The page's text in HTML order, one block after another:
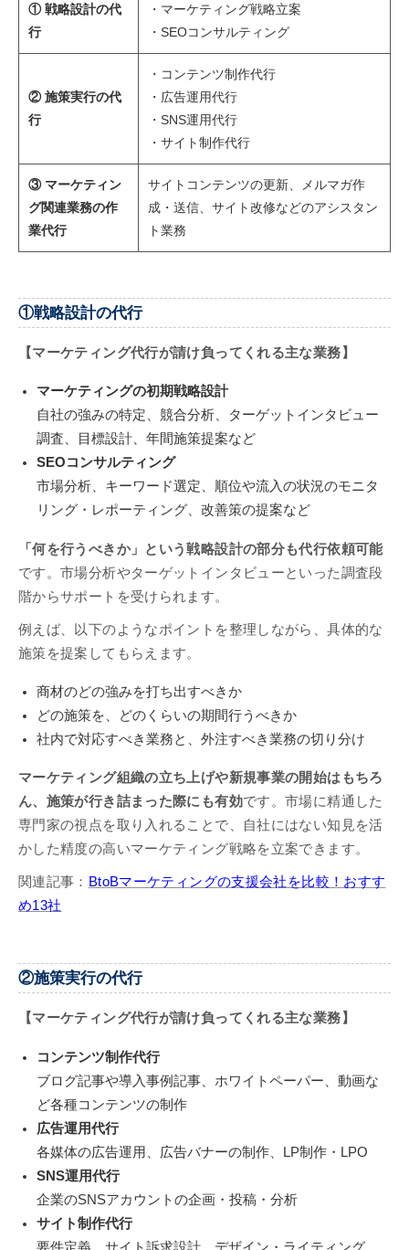
① 戦略設計の代
行
・マーケティング戦略立案
・SEOコンサルティング
② 施策実行の代
行
・コンテンツ制作代行
・広告運用代行
・SNS運用代行
・サイト制作代行
③ マーケティン
グ関連業務の作
業代行
サイトコンテンツの更新、メルマガ作
成・送信、サイト改修などのアシスタン
ト業務
①戦略設計の代行
【マーケティング代行が請け負ってくれる主な業務】
マーケティングの初期戦略設計
自社の強みの特定、競合分析、ターゲットインタビュー
調査、目標設計、年間施策提案など
SEOコンサルティング
市場分析、キーワード選定、順位や流入の状況のモニタ
リング・レポーティング、改善策の提案など
「何を行うべきか」という戦略設計の部分も代行依頼可能
です。市場分析やターゲットインタビューといった調査段
階からサポートを受けられます。
例えば、以下のようなポイントを整理しながら、具体的な
施策を提案してもらえます。
商材のどの強みを打ち出すべきか
どの施策を、どのくらいの期間行うべきか
社内で対応すべき業務と、外注すべき業務の切り分け
マーケティング組織の立ち上げや新規事業の開始はもちろ
ん、施策が行き詰まった際にも有効です。市場に精通した
専門家の視点を取り入れることで、自社にはない知見を活
かした精度の高いマーケティング戦略を立案できます。
関連記事： BtoBマーケティングの支援会社を比較！おすす
め13社
②施策実行の代行
【マーケティング代行が請け負ってくれる主な業務】
コンテンツ制作代行
ブログ記事や導入事例記事、ホワイトペーパー、動画な
ど各種コンテンツの制作
広告運用代行
各媒体の広告運用、広告バナーの制作、LP制作・LPO
SNS運用代行
企業のSNSアカウントの企画・投稿・分析
サイト制作代行
要件定義、サイト訴求設計、デザイン・ライティング、